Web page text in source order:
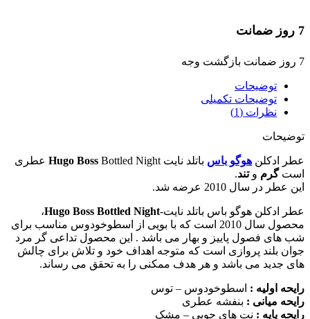
7 روز ضمانت
7 روز ضمانت بازگشت وجه
توضیحات
توضیحات تکمیلی
نظرات (1)
توضیحات
عطر ادکلن هوگو باس باتلد نایت Hugo Boss Bottled Night عطری
استگرم وتند.
این عطر در سال 2010 عرضه شد.
عطر ادکلن هوگو باس باتلد نایت-Hugo Boss Bottled Night،
محصول سال 2010 است که با بویی از اسطوخودوس مناسب برای
شب های فصول پاییز و بهار می باشد . این محصول تداعی گر مرد
جوان بلند پروازی است که متوجه اهداف خود و تلاش برای چالش
های جدید می باشد و هر هدف ممکنی را به تحقق می رساند.
رایحه اولیه : اسطوخودوس – توس
رایحه میانی : بنفشه عطری
رایحه پایه : نت های چوبی – مشک